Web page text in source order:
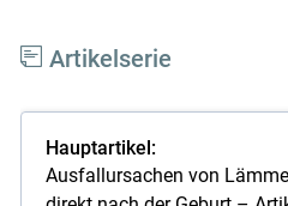
Artikelserie
Hauptartikel:
Ausfallursachen von